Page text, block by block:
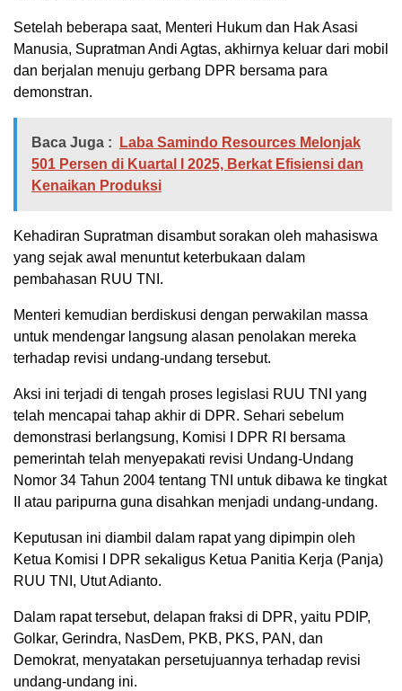
Setelah beberapa saat, Menteri Hukum dan Hak Asasi
Manusia, Supratman Andi Agtas, akhirnya keluar dari mobil
dan berjalan menuju gerbang DPR bersama para
demonstran.
Baca Juga :
Laba Samindo Resources Melonjak
501 Persen di Kuartal I 2025, Berkat Efisiensi dan
Kenaikan Produksi
Kehadiran Supratman disambut sorakan oleh mahasiswa
yang sejak awal menuntut keterbukaan dalam
pembahasan RUU TNI.
Menteri kemudian berdiskusi dengan perwakilan massa
untuk mendengar langsung alasan penolakan mereka
terhadap revisi undang-undang tersebut.
Aksi ini terjadi di tengah proses legislasi RUU TNI yang
telah mencapai tahap akhir di DPR. Sehari sebelum
demonstrasi berlangsung, Komisi I DPR RI bersama
pemerintah telah menyepakati revisi Undang-Undang
Nomor 34 Tahun 2004 tentang TNI untuk dibawa ke tingkat
II atau paripurna guna disahkan menjadi undang-undang.
Keputusan ini diambil dalam rapat yang dipimpin oleh
Ketua Komisi I DPR sekaligus Ketua Panitia Kerja (Panja)
RUU TNI, Utut Adianto.
Dalam rapat tersebut, delapan fraksi di DPR, yaitu PDIP,
Golkar, Gerindra, NasDem, PKB, PKS, PAN, dan
Demokrat, menyatakan persetujuannya terhadap revisi
undang-undang ini.